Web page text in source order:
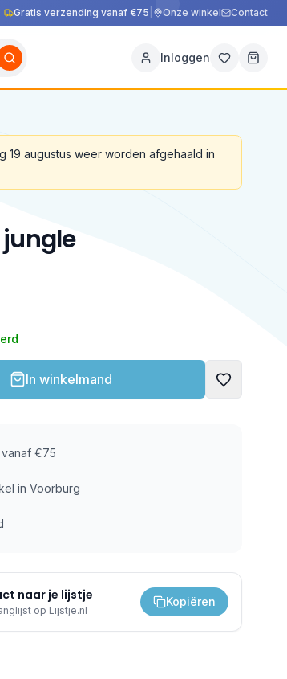
Gratis verzending vanaf €75 Onze winkel Contact
Inloggen
19 augustus weer worden afgehaald in
In winkelmand
€75
in Voorburg
naar je lijstje
op Lijstje.nl
Kopiëren